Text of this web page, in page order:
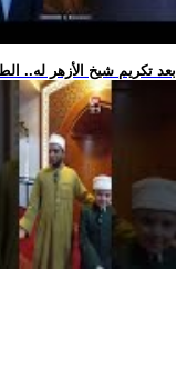
.. بعد تكريم شيخ الأزهر له..